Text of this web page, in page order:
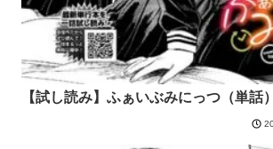
【試し読み】ふぁいぶみにっつ（単話）